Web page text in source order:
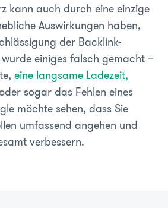
kann auch durch eine einzige
Auswirkungen haben,
der Backlink-
einiges falsch gemacht –
eine langsame Ladezeit,
sogar das Fehlen eines
möchte sehen, dass Sie
umfassend angehen und
verbessern.